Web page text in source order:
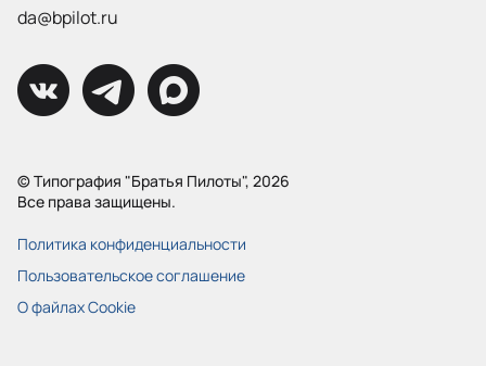
da@bpilot.ru
© Типография "Братья Пилоты", 2026
Все права защищены.
Политика конфиденциальности
Пользовательское соглашение
О файлах Cookie